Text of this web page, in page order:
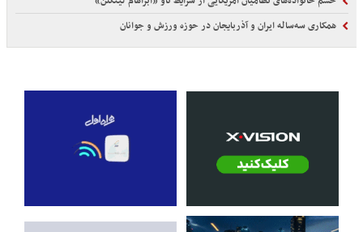
همکاری سه‌ساله ایران و آذربایجان در حوزه ورزش و جوانان